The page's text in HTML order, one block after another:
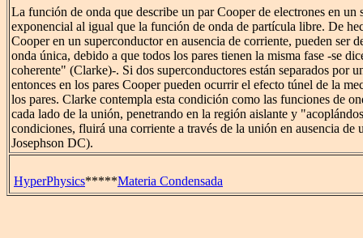
La función de onda que describe un par Cooper de electrones en un
exponencial al igual que la función de onda de partícula libre. De
Cooper en un superconductor en ausencia de corriente, pueden ser
onda única, debido a que todos los pares tienen la misma fase -se
coherente" (Clarke)-. Si dos superconductores están separados por
entonces en los pares Cooper pueden ocurrir el efecto túnel de la
los pares. Clarke contempla esta condición como las funciones de
cada lado de la unión, penetrando en la región aislante y
condiciones, fluirá una corriente a través de la unión en ausencia de
Josephson DC).
HyperPhysics*****Materia Condensada